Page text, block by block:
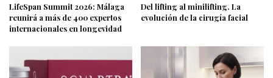
LifeSpan Summit 2026: Málaga
reunirá a más de 400 expertos
internacionales en longevidad
Del lifting al minilifting. La
evolución de la cirugía facial